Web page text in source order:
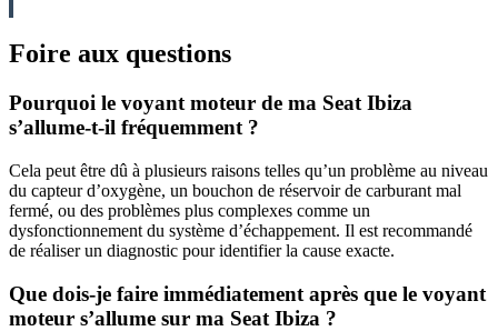
Foire aux questions
Pourquoi le voyant moteur de ma Seat Ibiza
s’allume-t-il fréquemment ?
Cela peut être dû à plusieurs raisons telles qu’un problème au niveau
du capteur d’oxygène, un bouchon de réservoir de carburant mal
fermé, ou des problèmes plus complexes comme un
dysfonctionnement du système d’échappement. Il est recommandé
de réaliser un diagnostic pour identifier la cause exacte.
Que dois-je faire immédiatement après que le voyant
moteur s’allume sur ma Seat Ibiza ?